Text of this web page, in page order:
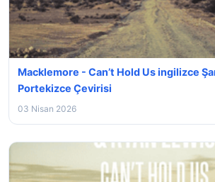
Macklemore - Can’t Hold Us ingilizce
Portekizce Çevirisi
03 Nisan 2026